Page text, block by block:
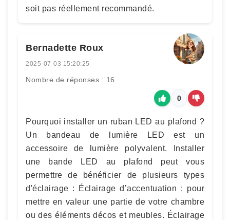
soit pas réellement recommandé.
Bernadette Roux
2025-07-03 15:20:25
Nombre de réponses : 16
0
Pourquoi installer un ruban LED au plafond ?
Un bandeau de lumière LED est un
accessoire de lumière polyvalent. Installer
une bande LED au plafond peut vous
permettre de bénéficier de plusieurs types
d'éclairage : Éclairage d’accentuation : pour
mettre en valeur une partie de votre chambre
ou des éléments décos et meubles. Éclairage